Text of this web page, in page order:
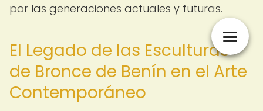
por las generaciones actuales y futuras.
El Legado de las Esculturas
de Bronce de Benín en el Arte
Contemporáneo